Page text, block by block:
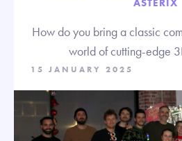
ASTÉRIX
How do you bring a classic
world of cutting-edge
15 JANUARY 2025